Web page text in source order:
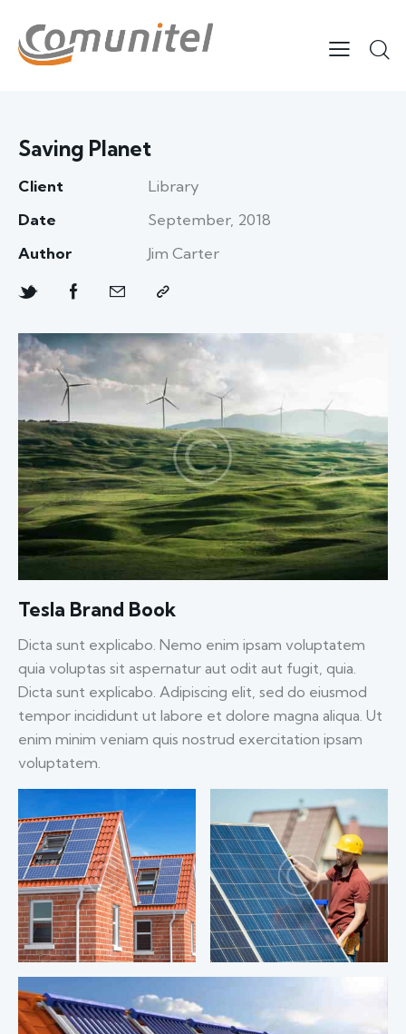
Saving Planet
Tesla Brand Book
Dicta sunt explicabo. Nemo enim ipsam voluptatem
quia voluptas sit aspernatur aut odit aut fugit, quia.
Dicta sunt explicabo. Adipiscing elit, sed do eiusmod
tempor incididunt ut labore et dolore magna aliqua. Ut
enim minim veniam quis nostrud exercitation ipsam
voluptatem.
Client
Library
Date
September, 2018
Author
Jim Carter